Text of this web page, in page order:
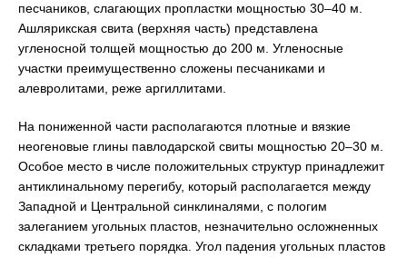
песчаников, слагающих пропластки мощностью 30–40 м.
Ашлярикская свита (верхняя часть) представлена
угленосной толщей мощностью до 200 м. Угленосные
участки преимущественно сложены песчаниками и
алевролитами, реже аргиллитами.
На пониженной части располагаются плотные и вязкие
неогеновые глины павлодарской свиты мощностью 20–30 м.
Особое место в числе положительных структур принадлежит
антиклинальному перегибу, который располагается между
Западной и Центральной синклиналями, с пологим
залеганием угольных пластов, незначительно осложненных
складками третьего порядка. Угол падения угольных пластов